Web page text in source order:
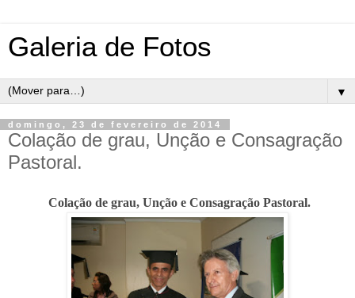
Galeria de Fotos
▼
domingo, 23 de fevereiro de 2014
Colação de grau, Unção e Consagração
Pastoral.
Colação de grau, Unção e Consagração Pastoral.